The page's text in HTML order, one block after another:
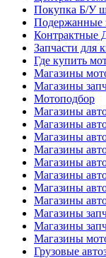
Покупка Б/У
Подержанные
Контрактные
Запчасти для
Где купить
Магазины
Магазины
Мотоподбор
Магазины
Магазины
Магазины
Магазины
Магазины
Магазины
Магазины
Магазины
Магазины
Магазины
Магазины
Грузовые